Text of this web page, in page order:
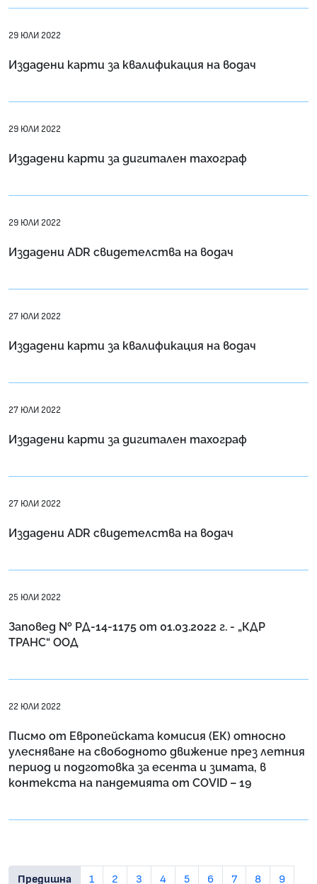
29 ЮЛИ 2022
Издадени карти за квалификация на водач
29 ЮЛИ 2022
Издадени карти за дигитален тахограф
29 ЮЛИ 2022
Издадени ADR свидетелства на водач
27 ЮЛИ 2022
Издадени карти за квалификация на водач
27 ЮЛИ 2022
Издадени карти за дигитален тахограф
27 ЮЛИ 2022
Издадени ADR свидетелства на водач
25 ЮЛИ 2022
Заповед № РД-14-1175 от 01.03.2022 г. - „КДР
ТРАНС“ ООД
22 ЮЛИ 2022
Писмо от Европейската комисия (ЕК) относно
улесняване на свободното движение през летния
период и подготовка за есента и зимата, в
контекста на пандемията от COVID – 19
Предишна 1 2 3 4 5 6 7 8 9